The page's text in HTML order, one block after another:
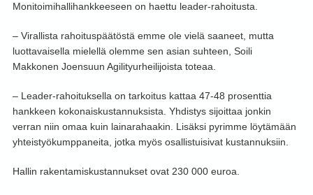
Monitoimihallihankkeeseen on haettu leader-rahoitusta.
– Virallista rahoituspäätöstä emme ole vielä saaneet, mutta
luottavaisella mielellä olemme sen asian suhteen, Soili
Makkonen Joensuun Agilityurheilijoista toteaa.
– Leader-rahoituksella on tarkoitus kattaa 47-48 prosenttia
hankkeen kokonaiskustannuksista. Yhdistys sijoittaa jonkin
verran niin omaa kuin lainarahaakin. Lisäksi pyrimme löytämään
yhteistyökumppaneita, jotka myös osallistuisivat kustannuksiin.
Hallin rakentamiskustannukset ovat 230 000 euroa.